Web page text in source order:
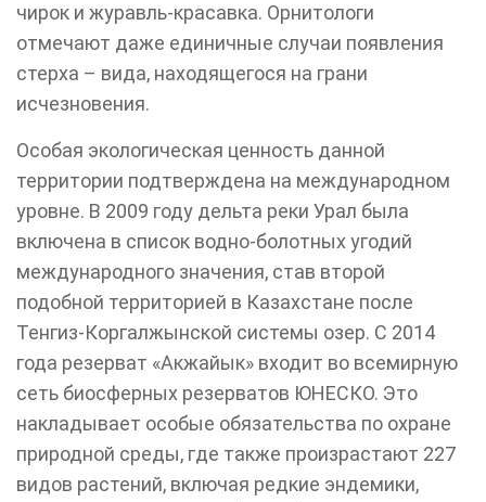
чирок и журавль-красавка. Орнитологи
отмечают даже единичные случаи появления
стерха – вида, находящегося на грани
исчезновения.
Особая экологическая ценность данной
территории подтверждена на международном
уровне. В 2009 году дельта реки Урал была
включена в список водно-болотных угодий
международного значения, став второй
подобной территорией в Казахстане после
Тенгиз-Коргалжынской системы озер. С 2014
года резерват «Акжайык» входит во всемирную
сеть биосферных резерватов ЮНЕСКО. Это
накладывает особые обязательства по охране
природной среды, где также произрастают 227
видов растений, включая редкие эндемики,